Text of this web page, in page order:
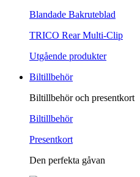
Blandade Bakruteblad
TRICO Rear Multi-Clip
Utgående produkter
Biltillbehör
Biltillbehör och presentkort
Biltillbehör
Presentkort
Den perfekta gåvan